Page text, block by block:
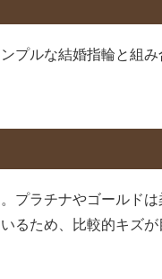
プルな結婚指輪と組
プラチナやゴールド
るため、比較的キズが